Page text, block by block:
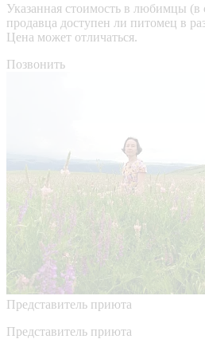
Указанная стоимость в любимцы
продавца доступен ли питомец в
Цена может отличаться.
Позвонить
Представитель приюта
Представитель приюта